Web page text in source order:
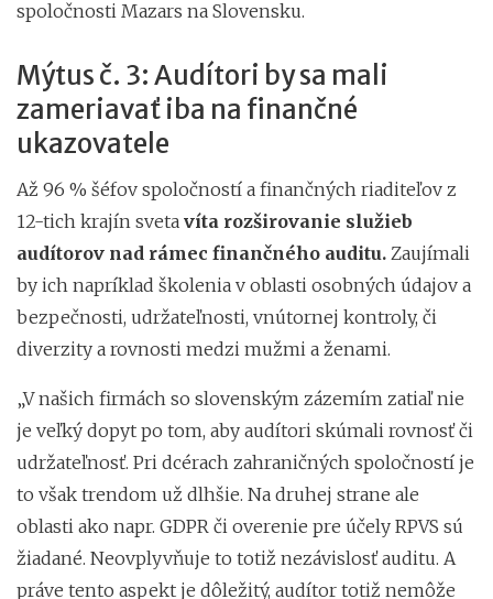
spoločnosti Mazars na Slovensku.
Mýtus č. 3: Audítori by sa mali
zameriavať iba na finančné
ukazovatele
Až 96 % šéfov spoločností a finančných riaditeľov z
12-tich krajín sveta víta rozširovanie služieb
audítorov nad rámec finančného auditu. Zaujímali
by ich napríklad školenia v oblasti osobných údajov a
bezpečnosti, udržateľnosti, vnútornej kontroly, či
diverzity a rovnosti medzi mužmi a ženami.
„V našich firmách so slovenským zázemím zatiaľ nie
je veľký dopyt po tom, aby audítori skúmali rovnosť či
udržateľnosť. Pri dcérach zahraničných spoločností je
to však trendom už dlhšie. Na druhej strane ale
oblasti ako napr. GDPR či overenie pre účely RPVS sú
žiadané. Neovplyvňuje to totiž nezávislosť auditu. A
práve tento aspekt je dôležitý, audítor totiž nemôže